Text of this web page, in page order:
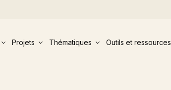
Projets Thématiques Outils et ressources